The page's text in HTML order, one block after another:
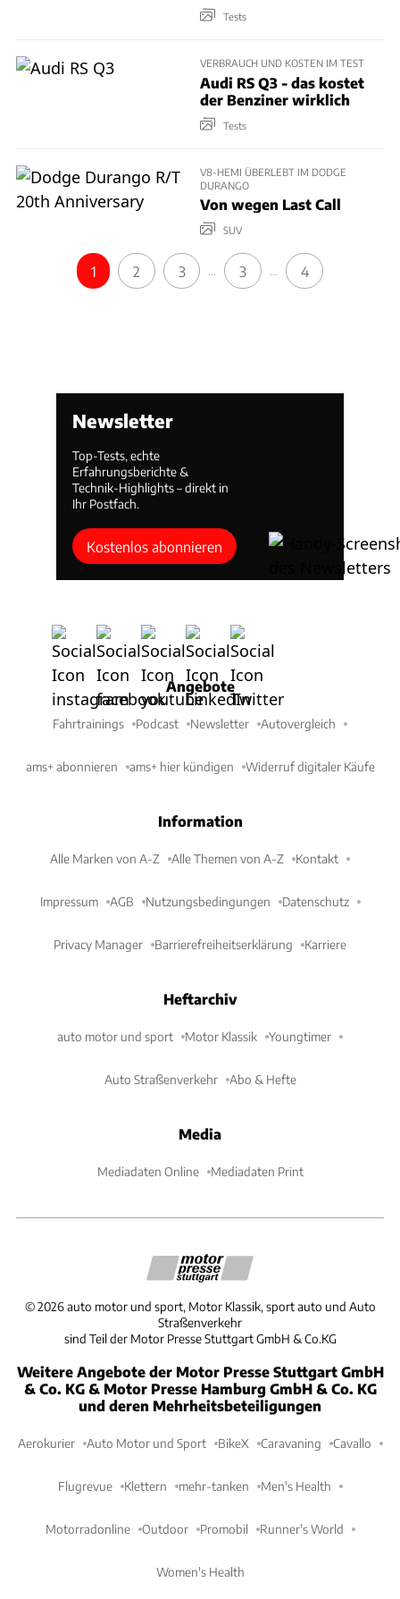
Tests
VERBRAUCH UND KOSTEN IM TEST
Audi RS Q3 - das kostet
der Benziner wirklich
Tests
V8-HEMI ÜBERLEBT IM DODGE
DURANGO
Von wegen Last Call
SUV
1 2 3 ... 3 ... 4
Newsletter
Top-Tests, echte
Erfahrungsberichte &
Technik-Highlights – direkt in
Ihr Postfach.
Kostenlos abonnieren
Angebote
Fahrtrainings Podcast Newsletter Autovergleich
ams+ abonnieren ams+ hier kündigen Widerruf digitaler Käufe
Information
Alle Marken von A-Z Alle Themen von A-Z Kontakt
Impressum AGB Nutzungsbedingungen Datenschutz
Privacy Manager Barrierefreiheitserklärung Karriere
Heftarchiv
auto motor und sport Motor Klassik Youngtimer
Auto Straßenverkehr Abo & Hefte
Media
Mediadaten Online Mediadaten Print
©2026 auto motor und sport, Motor Klassik, sport auto und Auto
Straßenverkehr
sind Teil der Motor Presse Stuttgart GmbH & Co.KG
Weitere Angebote der Motor Presse Stuttgart GmbH
& Co. KG & Motor Presse Hamburg GmbH & Co. KG
und deren Mehrheitsbeteiligungen
Aerokurier Auto Motor und Sport BikeX Caravaning Cavallo
Flugrevue Klettern mehr-tanken Men's Health
Motorradonline Outdoor Promobil Runner's World
Women's Health